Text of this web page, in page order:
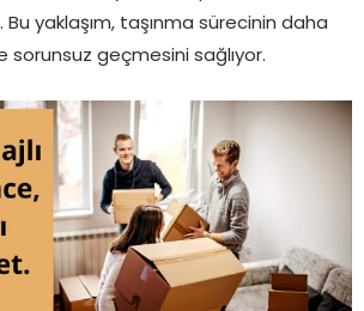
Bu yaklaşım, taşınma sürecinin daha
sorunsuz geçmesini sağlıyor.